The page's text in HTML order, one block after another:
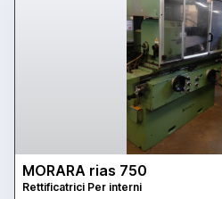
MORARA rias 750
Rettificatrici Per interni